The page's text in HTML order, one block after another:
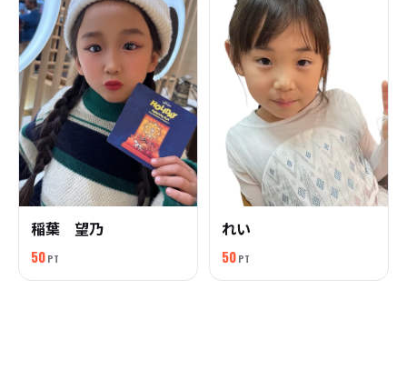
稲葉 望乃
50 PT
れい
50 PT